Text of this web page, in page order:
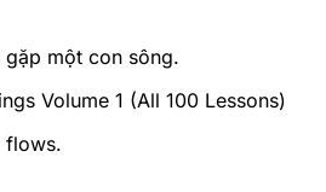
gặp một con sông.
Volume 1 (All 100 Lessons)
flows.